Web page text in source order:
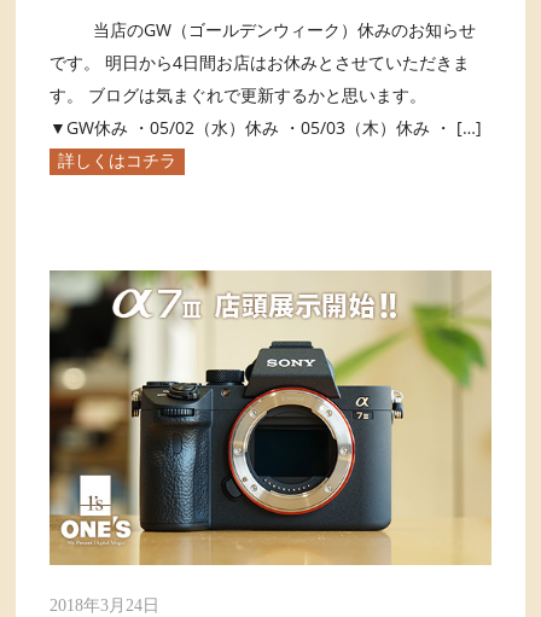
当店のGW（ゴールデンウィーク）休みのお知らせ
です。 明日から4日間お店はお休みとさせていただきま
す。 ブログは気まぐれで更新するかと思います。
▼GW休み ・05/02（水）休み ・05/03（木）休み ・ […]
詳しくはコチラ
2018年3月24日